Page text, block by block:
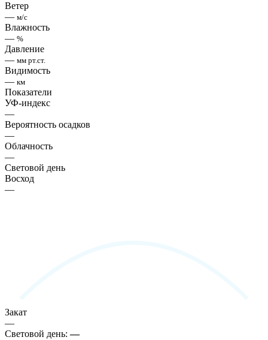
Ветер
— м/с
Влажность
— %
Давление
— мм рт.ст.
Видимость
— км
Показатели
УФ-индекс
—
Вероятность осадков
—
Облачность
—
Световой день
Восход
—
Закат
—
Световой день:—